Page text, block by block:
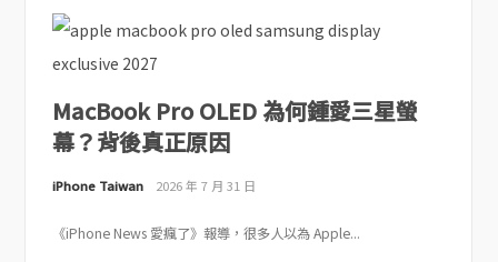
MacBook Pro OLED 為何鍾愛三星螢
幕？背後真正原因
iPhone Taiwan 2026 年 7 月 31 日
《iPhone News 愛瘋了》報導，很多人以為 Apple...